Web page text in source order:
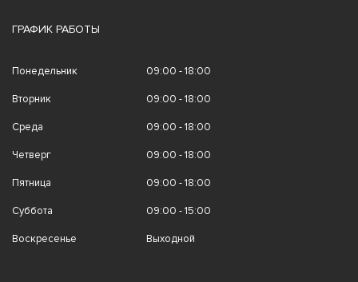
ГРАФИК РАБОТЫ
Понедельник 09:00 - 18:00
Вторник 09:00 - 18:00
Среда 09:00 - 18:00
Четверг 09:00 - 18:00
Пятница 09:00 - 18:00
Суббота 09:00 - 15:00
Воскресенье Выходной